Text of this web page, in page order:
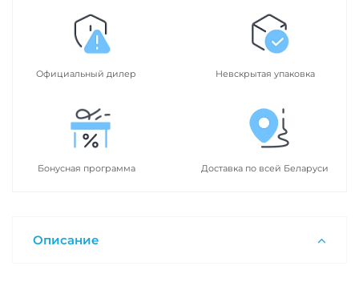
Официальный дилер Невскрытая упаковка
Бонусная программа Доставка по всей Беларуси
Описание